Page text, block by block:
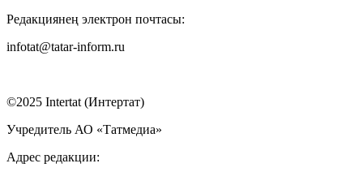
Редакциянең электрон почтасы:
infotat@tatar-inform.ru
©2025 Intertat (Интертат)
Учредитель АО «Татмедиа»
Адрес редакции: